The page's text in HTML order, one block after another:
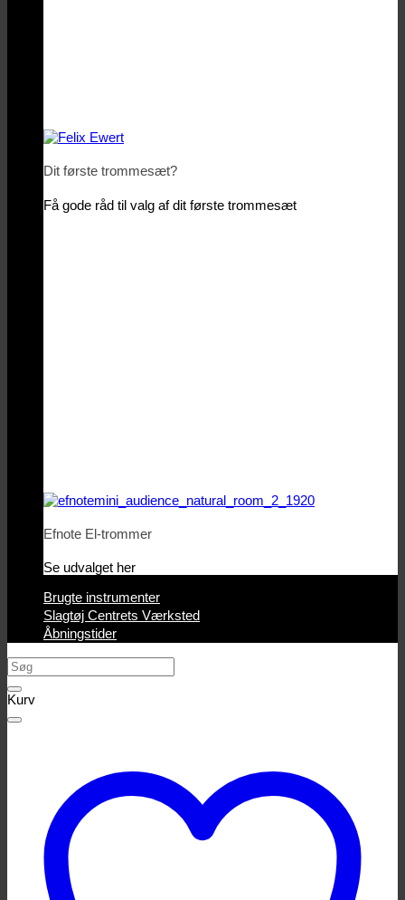
Dit første trommesæt?
Få gode råd til valg af dit første trommesæt
Efnote El-trommer
Se udvalget her
Brugte instrumenter
Slagtøj Centrets Værksted
Åbningstider
Søg
efter:
Kurv